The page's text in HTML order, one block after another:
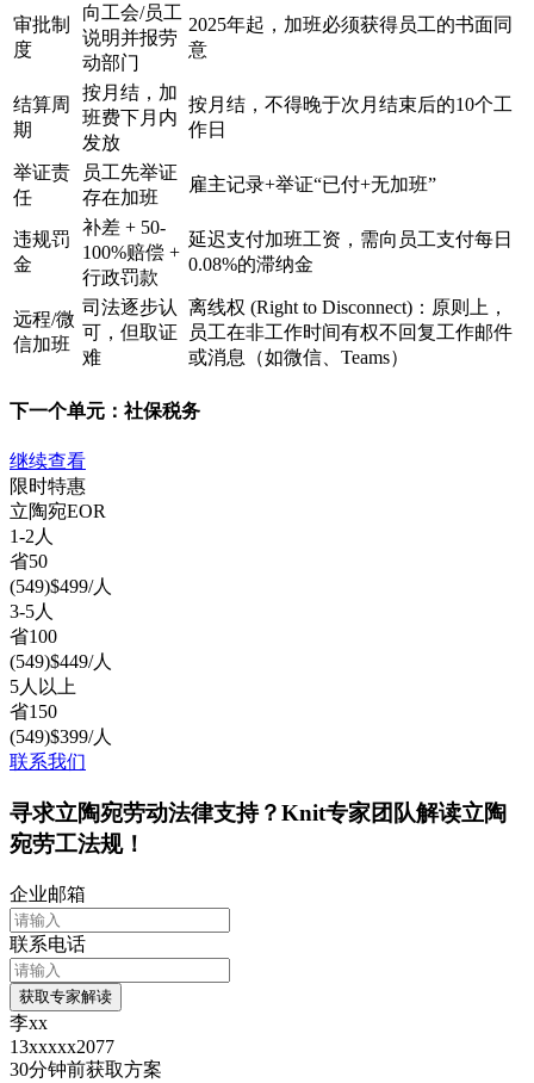
审批制
度
向工会/员工
说明并报劳
动部门
2025年起，加班必须获得员工的书面同
意
结算周
期
按月结，加
班费下月内
发放
按月结，不得晚于次月结束后的10个工
作日
举证责
任
员工先举证
存在加班
雇主记录+举证“已付+无加班”
违规罚
金
补差 + 50-
100%赔偿 +
行政罚款
延迟支付加班工资，需向员工支付每日
0.08%的滞纳金
远程/微
信加班
司法逐步认
可，但取证
难
离线权 (Right to Disconnect)：原则上，
员工在非工作时间有权不回复工作邮件
或消息（如微信、Teams）
下一个单元： 社保税务
继续查看
限时特惠
立陶宛EOR
1-2人
省50
(549)$499/人
3-5人
省100
(549)$449/人
5人以上
省150
(549)$399/人
联系我们
寻求立陶宛劳动法律支持？Knit专家团队解读立陶
宛劳工法规！
企业邮箱
联系电话
获取专家解读
李xx
13xxxxx2077
30分钟前获取方案